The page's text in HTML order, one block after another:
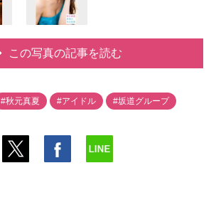
この写真の記事を読む
#秋元真夏 #アイドル #坂道グループ